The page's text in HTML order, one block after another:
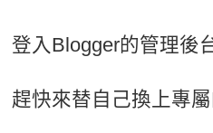
登入Blogger的管理
趕快來替自己換上專